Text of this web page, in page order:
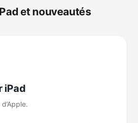
et nouveautés
iPad